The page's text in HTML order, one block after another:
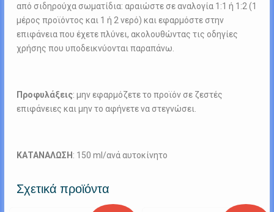
από σιδηρούχα σωματίδια: αραιώστε σε αναλογία 1:1 ή 1:2 (1
μέρος προϊόντος και 1 ή 2 νερό) και εφαρμόστε στην
επιφάνεια που έχετε πλύνει, ακολουθώντας τις οδηγίες
χρήσης που υποδεικνύονται παραπάνω.
Προφυλάξεις: μην εφαρμόζετε το προϊόν σε ζεστές
επιφάνειες και μην το αφήνετε να στεγνώσει.
ΚΑΤΑΝΑΛΩΣΗ : 150 ml/ανά αυτοκίνητο
Σχετικά προϊόντα